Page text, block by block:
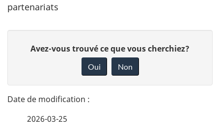
partenariats
t
a
n
Avez-vous trouvé ce que vous cherchiez?
Oui Non
2026-03-25